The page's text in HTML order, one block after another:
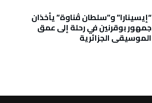
“إيسينارا” و”سلطان ڤناوة” يأخذان
جمهور بوقرنين في رحلة إلى عمق
الموسيقى الجزائرية